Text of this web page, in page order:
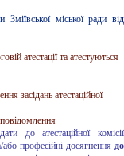
Зміївської міської ради від
атестації та атестуються
засідань атестаційної
до атестаційної комісії
професійні досягнення до